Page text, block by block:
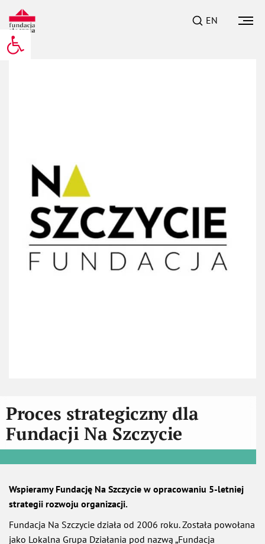
Otwórz pasek narzędzi
EN
Proces strategiczny dla
Fundacji Na Szczycie
Wspieramy Fundację Na Szczycie w opracowaniu 5-letniej
strategii rozwoju organizacji.
Fundacja Na Szczycie działa od 2006 roku. Została powołana
jako Lokalna Grupa Działania pod nazwą „Fundacja